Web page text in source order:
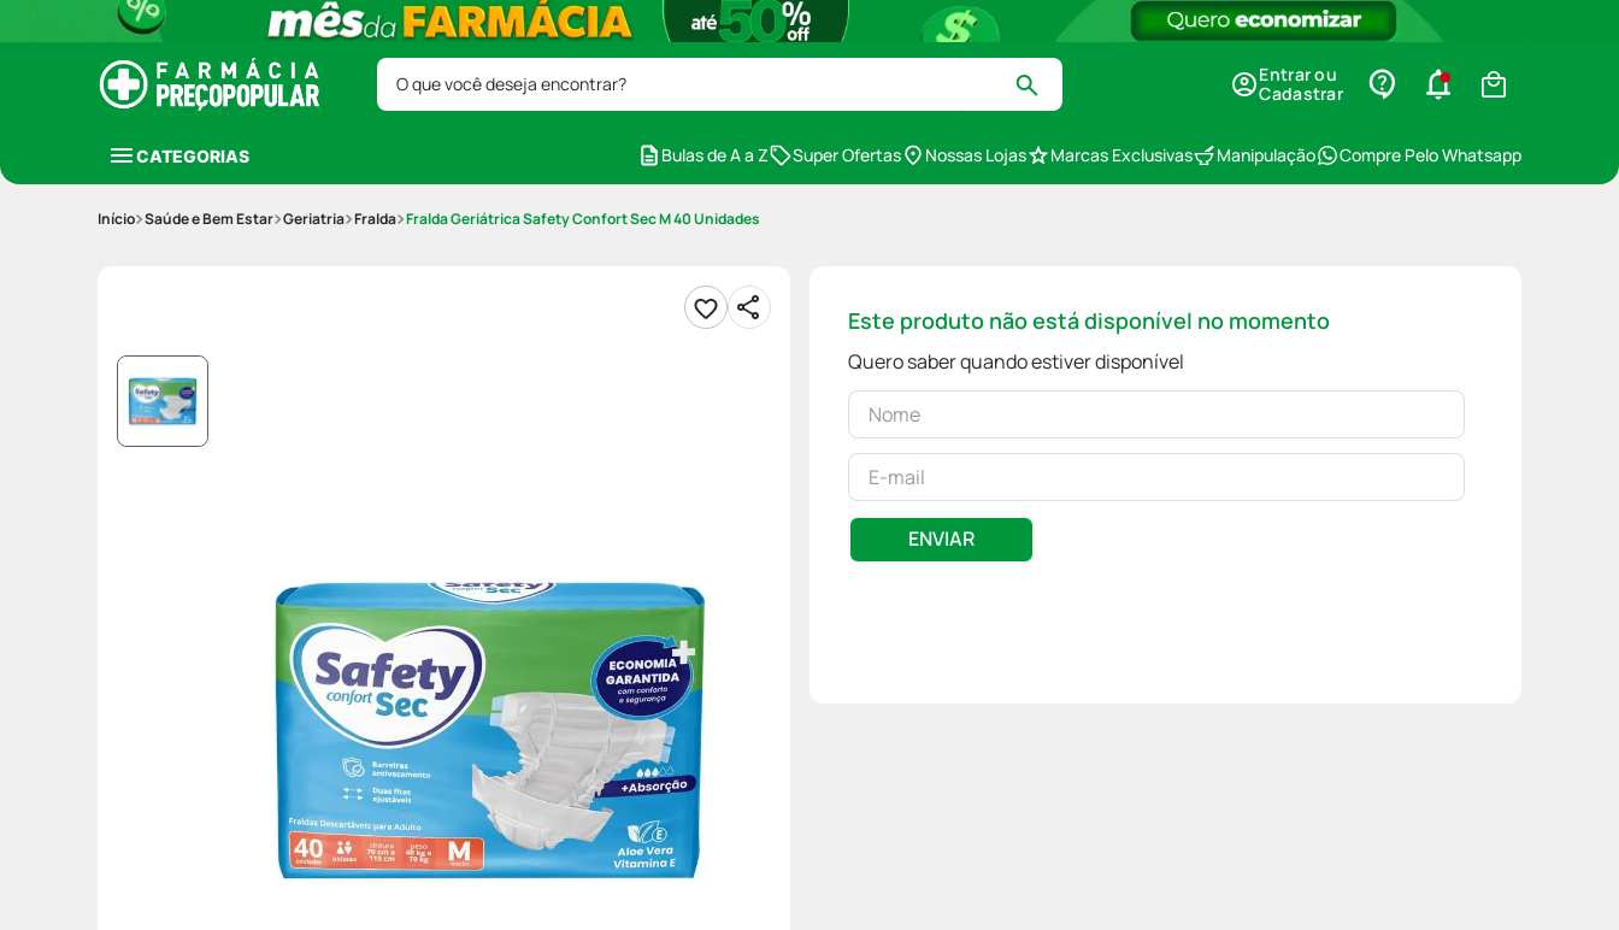
O que você deseja encontrar?
Entrar ou
Cadastrar
CATEGORIAS Bulas de A a Z Super Ofertas Nossas Lojas Marcas Exclusivas Manipulação Compre Pelo Whatsapp
Saúde e Bem Estar Geriatria Fralda Fralda Geriátrica Safety Confort Sec M 40 Unidades
Este produto não está disponível no momento
Quero saber quando estiver disponível
ENVIAR